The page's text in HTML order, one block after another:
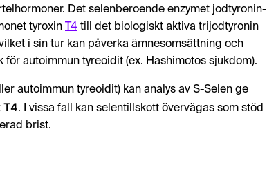
Det selenberoende enzymet jodtyronin-
tyroxin
T4 till det biologiskt aktiva trijodtyronin
i sin tur kan påverka ämnesomsättning och
autoimmun tyreoidit (ex. Hashimotos sjukdom).
autoimmun tyreoidit) kan analys av S-Selen ge
T4. I vissa fall kan selentillskott övervägas som stöd
brist.